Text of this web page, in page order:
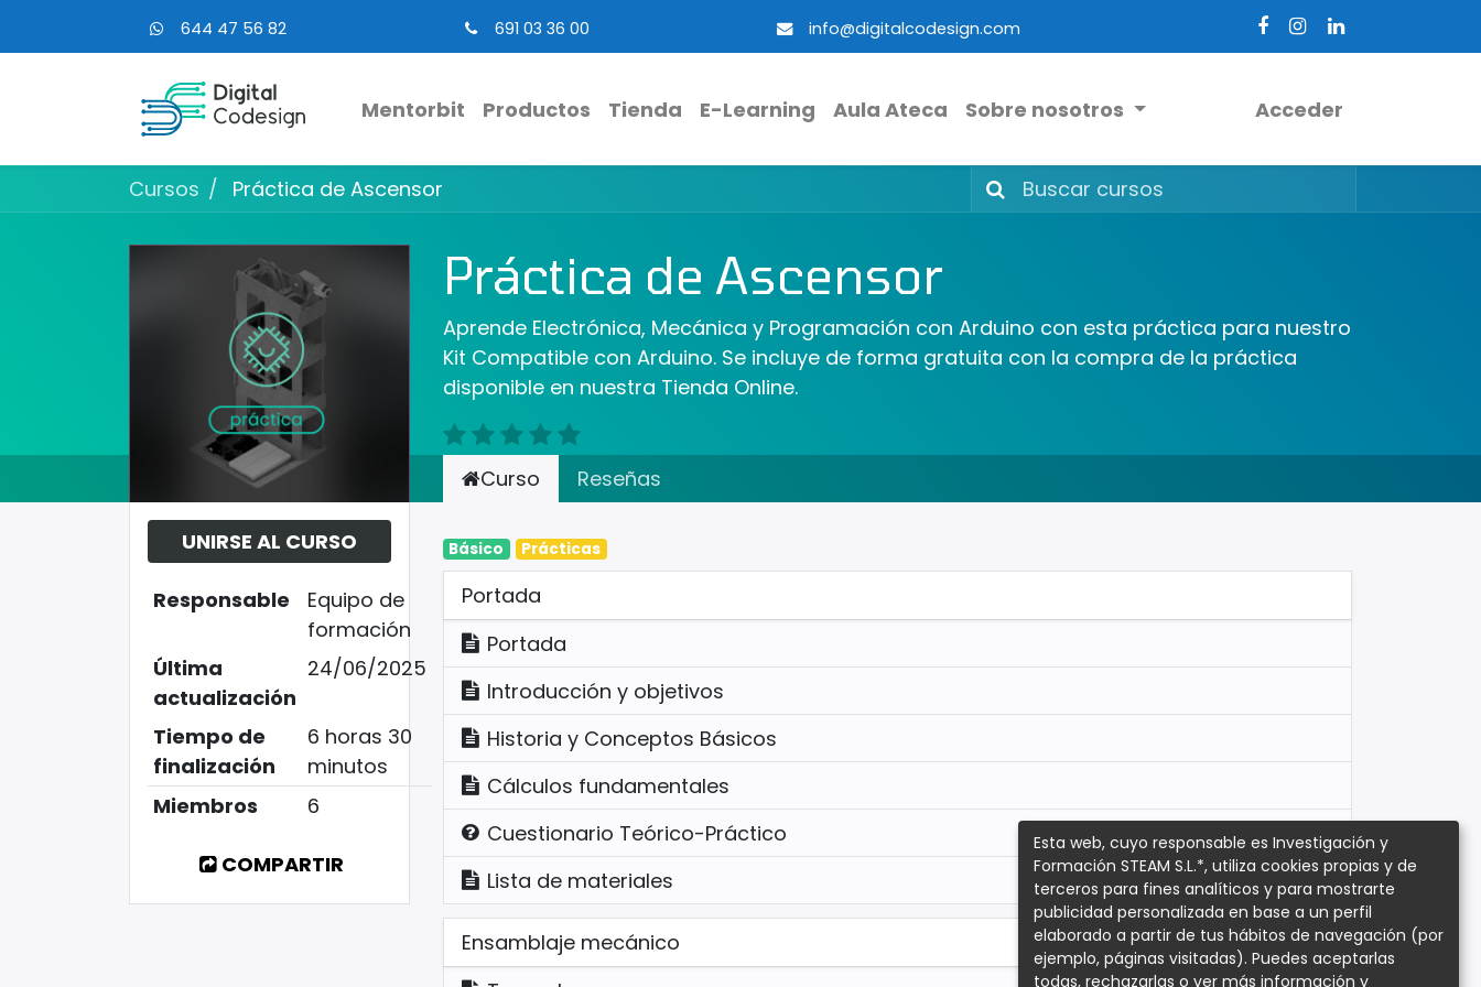
644 47 56 82 691 03 36 00 info@digitalcodesign.com
Mentorbit Productos Tienda E-Learning Aula Ateca Sobre nosotros Acceder
Cursos Práctica de Ascensor
Práctica de Ascensor
Aprende Electrónica, Mecánica y Programación con Arduino con esta práctica para nuestro
Kit Compatible con Arduino. Se incluye de forma gratuita con la compra de la práctica
disponible en nuestra Tienda Online.
UNIRSE AL CURSO
Responsable
Equipo de
formación
Última
actualización
24/06/2025
Tiempo de
finalización
6 horas 30
minutos
Miembros
6
COMPARTIR
Curso Reseñas
Básico Prácticas
Portada
Portada
Introducción y objetivos
Historia y Conceptos Básicos
Cálculos fundamentales
Cuestionario Teórico-Práctico
10 xp
Lista de materiales
Ensamblaje mecánico
Esta web, cuyo responsable es Investigación y
Formación STEAM S.L.*, utiliza cookies propias y de
terceros para fines analíticos y para mostrarte
publicidad personalizada en base a un perfil
elaborado a partir de tus hábitos de navegación (por
ejemplo, páginas visitadas). Puedes aceptarlas
todas, rechazarlas o ver más información y